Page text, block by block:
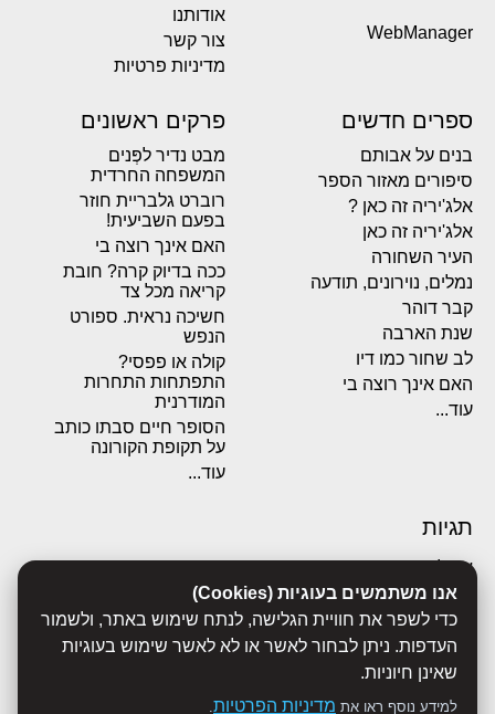
אנו משתמשים בעוגיות (Cookies)
כדי לשפר את חוויית הגלישה, לנתח שימוש באתר, ולשמור
העדפות. ניתן לבחור לאשר או לא לאשר שימוש בעוגיות
שאינן חיוניות.
למידע נוסף ראו את מדיניות הפרטיות.
WebManager
אודותנו
צור קשר
מדיניות פרטיות
ספרים חדשים
בנים על אבותם
סיפורים מאזור הספר
אלג'יריה זה כאן ?
אלג'יריה זה כאן
העיר השחורה
נמלים, נוירונים, תודעה
קבר דוהר
שנת הארבה
לב שחור כמו דיו
האם אינך רוצה בי
עוד...
פרקים ראשונים
מבט נדיר לפְּנים
המשפחה החרדית
רוברט גלבריית חוזר
בפעם השביעית!
האם אינך רוצה בי
ככה בדיוק קרה? חובת
קריאה מכל צד
חשיכה נראית. ספורט
הנפש
קולה או פפסי?
התפתחות התחרות
המודרנית
הסופר חיים סבתו כותב
על תקופת הקורונה
עוד...
תגיות
אבולוציה
אכסדרה
אנשים
ביוגרפיות
ביולוגיה